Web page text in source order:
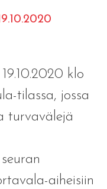
klo
tilassa, jossa
turvavälejä
aiheisiin